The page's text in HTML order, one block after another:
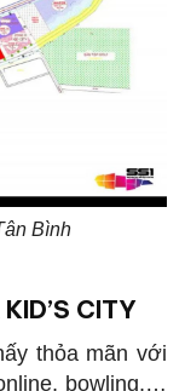
Bình
CITY
thỏa mãn với
bowling,…